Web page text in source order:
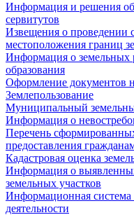
Информация и решения
сервитутов
Извещения о проведении
местоположения границ
Информация о земельных
образования
Оформление документов
Землепользование
Муниципальный
Информация о
Перечень
предоставления
Кадастровая оценка
Информация о
земельных участков
Информационная система
деятельности